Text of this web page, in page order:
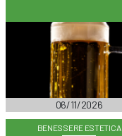
06/11/2026
BENESSERE ESTETICA